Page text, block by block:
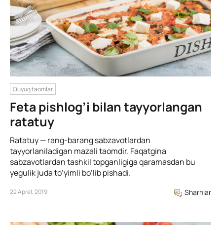
Quyuq taomlar
Feta pishlog’i bilan tayyorlangan
ratatuy
Ratatuy — rang-barang sabzavotlardan
tayyorlaniladigan mazali taomdir. Faqatgina
sabzavotlardan tashkil topganligiga qaramasdan bu
yegulik juda to’yimli bo’lib pishadi.
22 Aprel, 2019 Sharhlar